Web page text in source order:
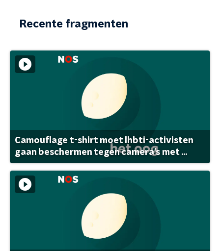
Recente fragmenten
Camouflage t-shirt moet lhbti-activisten
gaan beschermen tegen camera's met ...